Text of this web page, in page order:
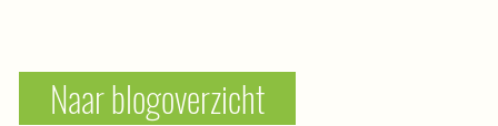
Naar blogoverzicht